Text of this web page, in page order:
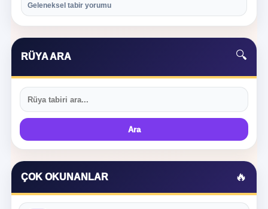
Geleneksel tabir yorumu
RÜYA ARA 🔍
Ara
ÇOK OKUNANLAR 🔥